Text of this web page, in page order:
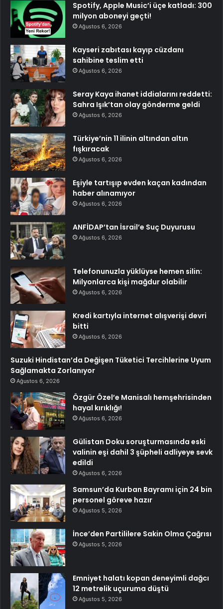
Spotify, Apple Music’i üçe katladı: 300
milyon aboneyi geçti!
Ağustos 6, 2026
Kayseri zabıtası kayıp cüzdanı
sahibine teslim etti
Ağustos 6, 2026
Seray Kaya ihanet iddialarını reddetti:
Sahra Işık’tan olay gönderme geldi
Ağustos 6, 2026
Türkiye’nin 11 ilinin altından altın
fışkıracak
Ağustos 6, 2026
Eşiyle tartışıp evden kaçan kadından
haber alınamıyor
Ağustos 6, 2026
ANFİDAP’tan İsrail’e Suç Duyurusu
Ağustos 6, 2026
Telefonunuzla yüklüyse hemen silin:
Milyonlarca kişi mağdur olabilir
Ağustos 6, 2026
Kredi kartıyla internet alışverişi devri
bitti
Ağustos 6, 2026
Suzuki Hindistan’da Değişen Tüketici Tercihlerine Uyum
Sağlamakta Zorlanıyor
Ağustos 6, 2026
Özgür Özel’e Manisalı hemşehrisinden
hayal kırıklığı!
Ağustos 6, 2026
Gülistan Doku soruşturmasında eski
valinin eşi dahil 3 şüpheli adliyeye sevk
edildi
Ağustos 6, 2026
Samsun’da Kurban Bayramı için 24 bin
personel göreve hazır
Ağustos 5, 2026
İnce’den Partililere Sakin Olma Çağrısı
Ağustos 5, 2026
Emniyet halatı kopan deneyimli dağcı
12 metrelik uçuruma düştü
Ağustos 5, 2026